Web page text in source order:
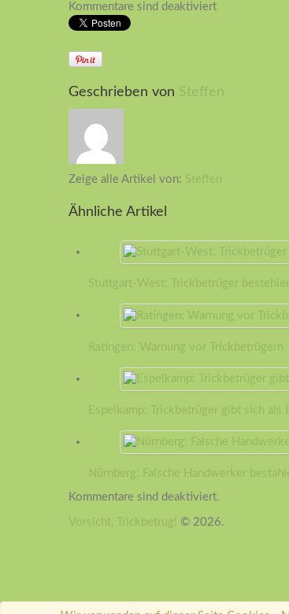
Kommentare sind deaktiviert
Geschrieben von Steffen
Zeige alle Artikel von: Steffen
Ähnliche Artikel
Stuttgart-West: Trickbetrüger
Ratingen: Warnung vor Trickbetrügern
Espelkamp: Trickbetrüger gibt sich als
Nürnberg: Falsche Handwerker
Kommentare sind deaktiviert.
Vorsicht, Trickbetrug! © 2026.